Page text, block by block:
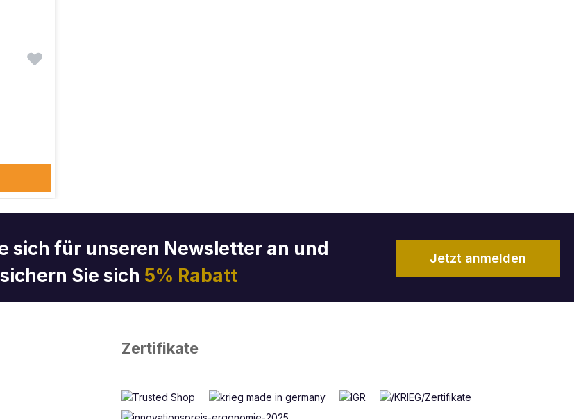
sich für unseren Newsletter an und
sichern Sie sich 5% Rabatt
Jetzt anmelden
Zertifikate